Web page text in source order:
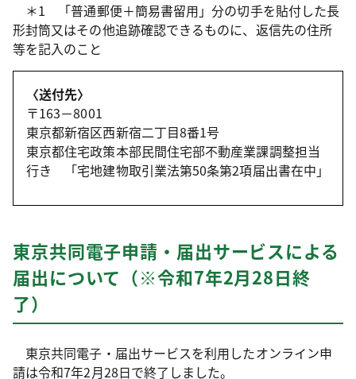
＊1 「普通郵便＋簡易書留用」分の切手を貼付した長
形封筒又はその他追跡確認できるものに、返信先の住所
等を記入のこと
〈送付先〉
〒163－8001
東京都新宿区西新宿二丁目8番1号
東京都住宅政策本部民間住宅部不動産業課調整担当
行き 「宅地建物取引業法第50条第2項届出書在中」
東京共同電子申請・届出サービスによる
届出について（※令和7年2月28日終
了）
東京共同電子・届出サービスを利用したオンライン申
請は令和7年2月28日で終了しました。